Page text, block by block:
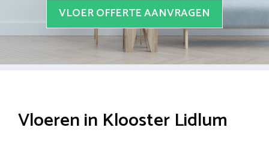
VLOER OFFERTE AANVRAGEN
Vloeren in Klooster Lidlum